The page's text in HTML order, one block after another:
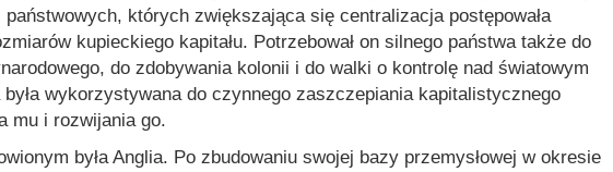
których zwiększająca się centralizacja postępowała
kupieckiego kapitału. Potrzebował on silnego państwa także do
do zdobywania kolonii i do walki o kontrolę nad światowym
wykorzystywana do czynnego zaszczepiania kapitalistycznego
mu i rozwijania go.
była Anglia. Po zbudowaniu swojej bazy przemysłowej w okresie